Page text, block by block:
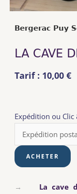
Bergerac Puy
LA CAVE
Tarif : 10,00 €
Expédition ou
→ La cave